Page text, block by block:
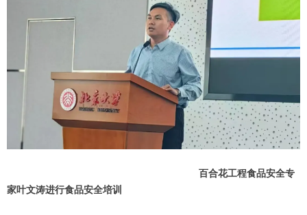
百合花工程食品安全专
家叶文涛进行食品安全培训